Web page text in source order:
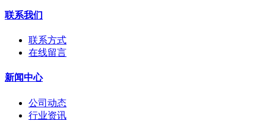
联系我们
联系方式
在线留言
新闻中心
公司动态
行业资讯